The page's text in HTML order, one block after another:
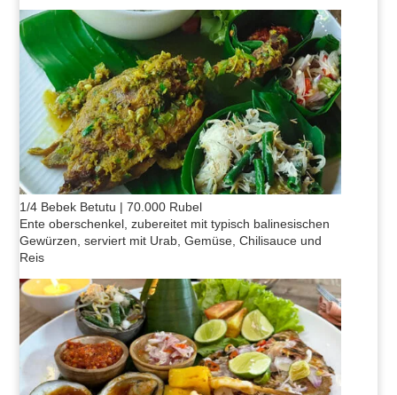
1/4 Bebek Betutu | 70.000 Rubel
Ente oberschenkel, zubereitet mit typisch balinesischen
Gewürzen, serviert mit Urab, Gemüse, Chilisauce und
Reis